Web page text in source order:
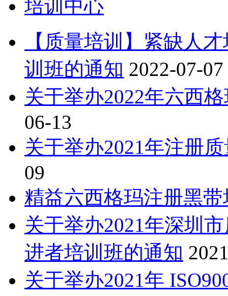
培训中心
【质量培训】紧缺人
训班的通知 2022-07-07
关于举办2022年六西
06-13
关于举办2021年注册
09
精益六西格玛注册黑带
关于举办2021年深圳
进者培训班的通知
关于举办2021年